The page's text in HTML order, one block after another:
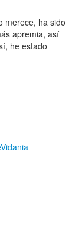
merece, ha sido
apremia, así
he estado